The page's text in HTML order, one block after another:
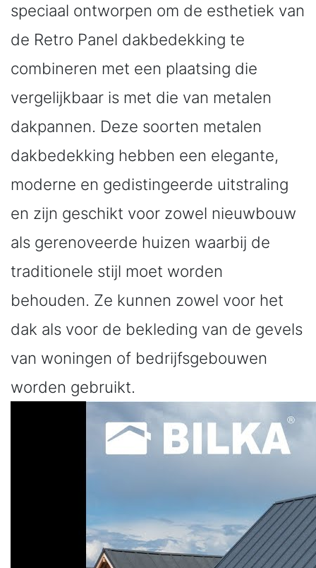
speciaal ontworpen om de esthetiek van
de Retro Panel dakbedekking te
combineren met een plaatsing die
vergelijkbaar is met die van metalen
dakpannen. Deze soorten metalen
dakbedekking hebben een elegante,
moderne en gedistingeerde uitstraling
en zijn geschikt voor zowel nieuwbouw
als gerenoveerde huizen waarbij de
traditionele stijl moet worden
behouden. Ze kunnen zowel voor het
dak als voor de bekleding van de gevels
van woningen of bedrijfsgebouwen
worden gebruikt.